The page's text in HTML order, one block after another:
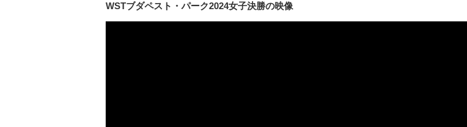
WSTブダペスト・パーク2024女子決勝の映像